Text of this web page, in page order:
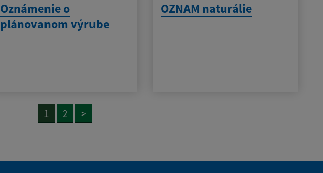
Oznámenie o
plánovanom výrube
OZNAM naturálie
1 2 >